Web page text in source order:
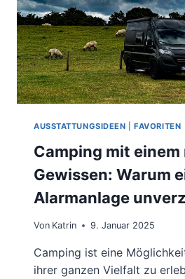
AUSSTATTUNGSIDEEN |FAVORITEN
Camping mit einem
Gewissen: Warum
Alarmanlage
Von Katrin 9. Januar 2025
Camping ist eine
ihrer ganzen Vielfalt zu